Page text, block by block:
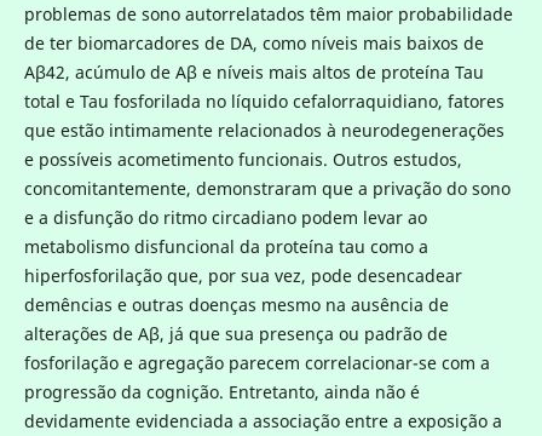
problemas de sono autorrelatados têm maior probabilidade
de ter biomarcadores de DA, como níveis mais baixos de
Aβ42, acúmulo de Aβ e níveis mais altos de proteína Tau
total e Tau fosforilada no líquido cefalorraquidiano, fatores
que estão intimamente relacionados à neurodegenerações
e possíveis acometimento funcionais. Outros estudos,
concomitantemente, demonstraram que a privação do sono
e a disfunção do ritmo circadiano podem levar ao
metabolismo disfuncional da proteína tau como a
hiperfosforilação que, por sua vez, pode desencadear
demências e outras doenças mesmo na ausência de
alterações de Aβ, já que sua presença ou padrão de
fosforilação e agregação parecem correlacionar-se com a
progressão da cognição. Entretanto, ainda não é
devidamente evidenciada a associação entre a exposição a